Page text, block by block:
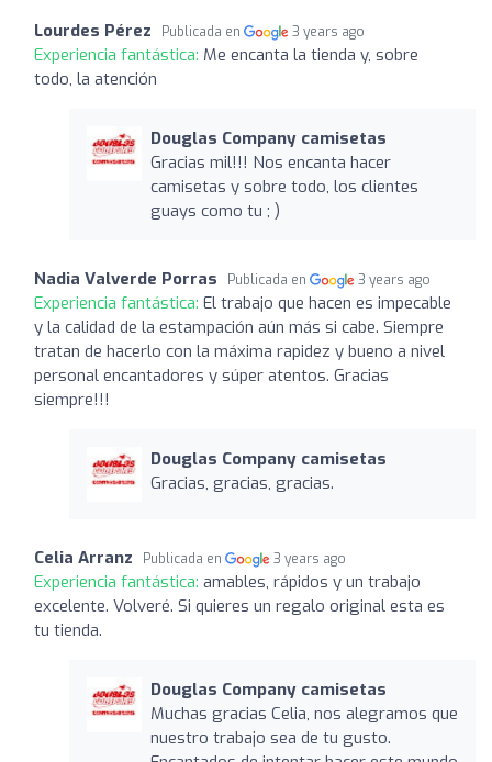
Lourdes Pérez Publicada en 3 years ago
Experiencia fantástica: Me encanta la tienda y, sobre
todo, la atención
Douglas Company camisetas
Gracias mil!!! Nos encanta hacer
camisetas y sobre todo, los clientes
guays como tu ; )
Nadia Valverde Porras Publicada en 3 years ago
Experiencia fantástica: El trabajo que hacen es impecable
y la calidad de la estampación aún más si cabe. Siempre
tratan de hacerlo con la máxima rapidez y bueno a nivel
personal encantadores y súper atentos. Gracias
siempre!!!
Douglas Company camisetas
Gracias, gracias, gracias.
Celia Arranz Publicada en 3 years ago
Experiencia fantástica: amables, rápidos y un trabajo
excelente. Volveré. Si quieres un regalo original esta es
tu tienda.
Douglas Company camisetas
Muchas gracias Celia, nos alegramos que
nuestro trabajo sea de tu gusto.